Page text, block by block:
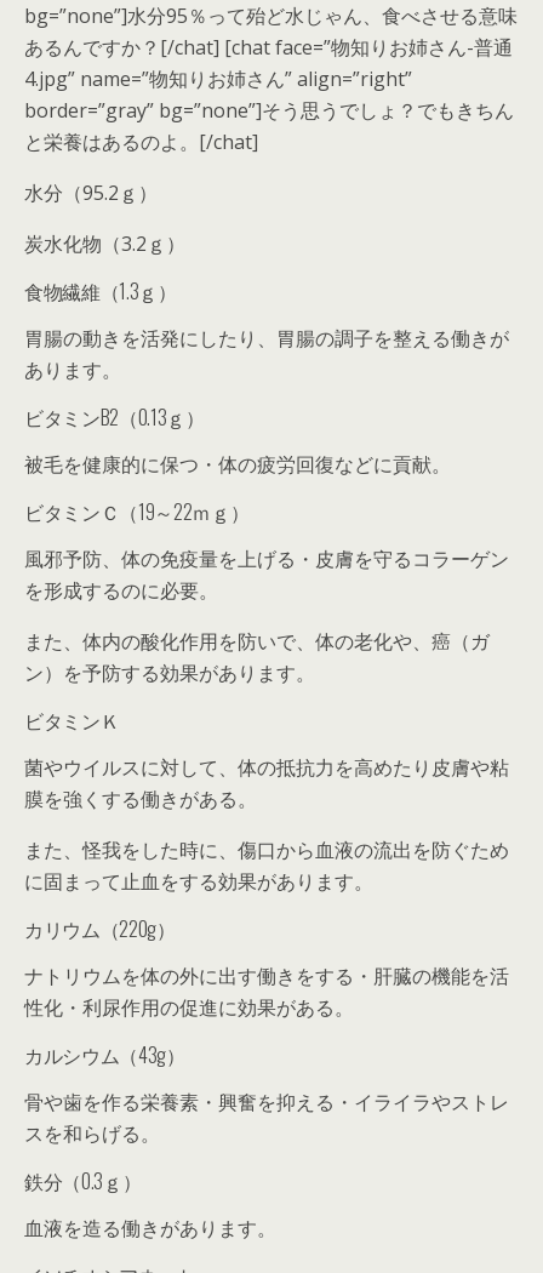
bg=”none”]水分95％って殆ど水じゃん、食べさせる意味
あるんですか？[/chat] [chat face=”物知りお姉さん-普通
4.jpg” name=”物知りお姉さん” align=”right”
border=”gray” bg=”none”]そう思うでしょ？でもきちん
と栄養はあるのよ。[/chat]
水分（95.2ｇ）
炭水化物（3.2ｇ）
食物繊維（1.3ｇ）
胃腸の動きを活発にしたり、胃腸の調子を整える働きが
あります。
ビタミンB2（0.13ｇ）
被毛を健康的に保つ・体の疲労回復などに貢献。
ビタミンＣ（19～22ｍｇ）
風邪予防、体の免疫量を上げる・皮膚を守るコラーゲン
を形成するのに必要。
また、体内の酸化作用を防いで、体の老化や、癌（ガ
ン）を予防する効果があります。
ビタミンＫ
菌やウイルスに対して、体の抵抗力を高めたり皮膚や粘
膜を強くする働きがある。
また、怪我をした時に、傷口から血液の流出を防ぐため
に固まって止血をする効果があります。
カリウム（220g）
ナトリウムを体の外に出す働きをする・肝臓の機能を活
性化・利尿作用の促進に効果がある。
カルシウム（43g）
骨や歯を作る栄養素・興奮を抑える・イライラやストレ
スを和らげる。
鉄分（0.3ｇ）
血液を造る働きがあります。